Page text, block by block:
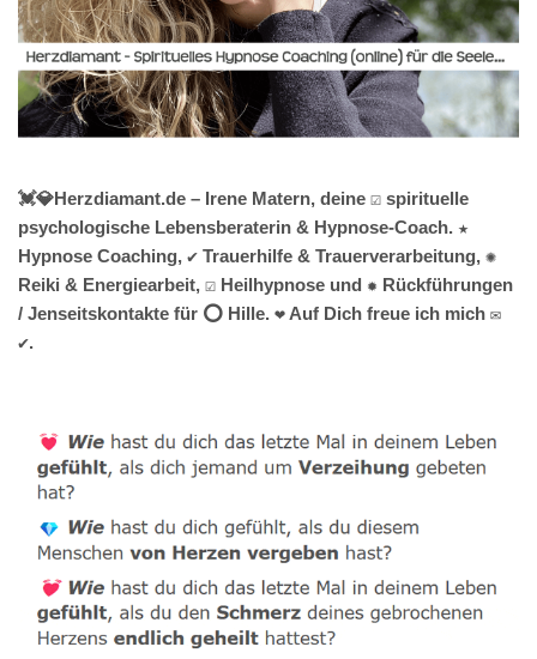
💓️💎Herzdiamant.de – Irene Matern, deine ☑️ spirituelle
psychologische Lebensberaterin & Hypnose-Coach. ★
Hypnose Coaching, ✔️ Trauerhilfe & Trauerverarbeitung, ✺
Reiki & Energiearbeit, ☑️ Heilhypnose und ✹ Rückführungen
/ Jenseitskontakte für ⭕ Hille. ❤ Auf Dich freue ich mich ✉
✔.